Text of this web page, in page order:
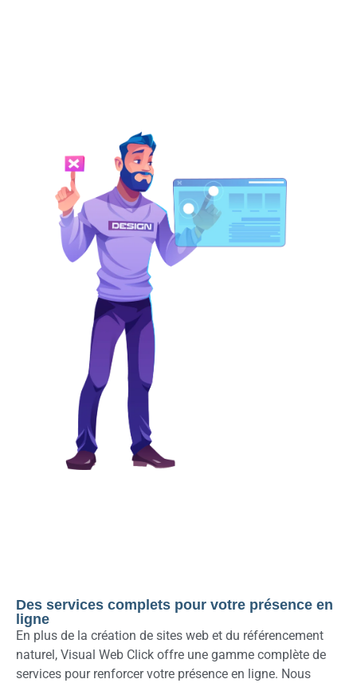
Des services complets pour votre présence en
ligne
En plus de la création de sites web et du référencement
naturel, Visual Web Click offre une gamme complète de
services pour renforcer votre présence en ligne. Nous